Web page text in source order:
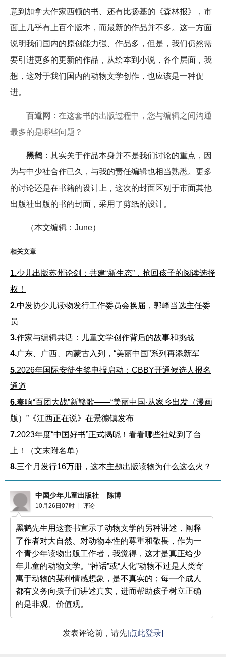
意到加拿大作家西顿的书、还有比扬基的《森林报》，市
面上几乎有上百个版本，而最新的作品并不多。这一方面
说明我们国内的原创能力强、作品多，但是，我们仍然需
要引进更多的更新的作品，从绘本到小说，各个层面，我
想，这对于我们国内的动物文学创作，也应该是一种促
进。
百道网： 在这套书的出版过程中，您与编辑之间沟通
最多的是哪些问题？
黑鹤： 其实关于作品本身并不是我们讨论的重点，因
为与中少社合作已久，与我的责任编辑也相当熟悉。更多
的讨论还是在书籍的设计上，这次的封面区别于市面其他
出版社出版的书的封面，采用了剪纸的设计。
（本文编辑：June）
相关文章
1.少儿出版苏州论剑：共建“新生态”，抢回孩子的阅读选择
权！
2.中发协少儿读物发行工作委员会换届，郭峰当选主任委
员
3.作家与编辑共话：儿童文学创作背后的故事和挑战
4.广东、广西、内蒙古入列，“美丽中国”系列再添新军
5.2026年国际安徒生奖申报启动：CBBY开通候选人报名
通道
6.奏响“百团大战”新赣歌——“美丽中国·从家乡出发（漫画
版）”《江西正在说》在景德镇发布
7.2023年度“中国好书”正式揭晓！看看哪些社站到了台
上！（文末附名单）
8.三个月发行16万册，这本主题出版读物为什么这么火？
中国少年儿童出版社 陈博
10月26日07时 评论
黑鹤先生用这套书宣示了动物文学的另种讲述，阐释
了作者对大自然、对动物本性的尊重和敬畏，作为一
个青少年读物出版工作者，我觉得，这才是真正给少
年儿童的动物文学。“神话”或“人化”动物不过是人类寄
寓于动物的某种情感想象，是不真实的；每一个成人
都有义务向孩子们讲述真实，进而帮助孩子树立正确
的是非观、价值观。
发表评论前，请先[点此登录]